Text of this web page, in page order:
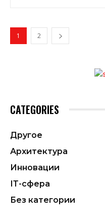
1 2
CATEGORIES
Другое
Архитектура
Инновации
ІТ-сфера
Без категории